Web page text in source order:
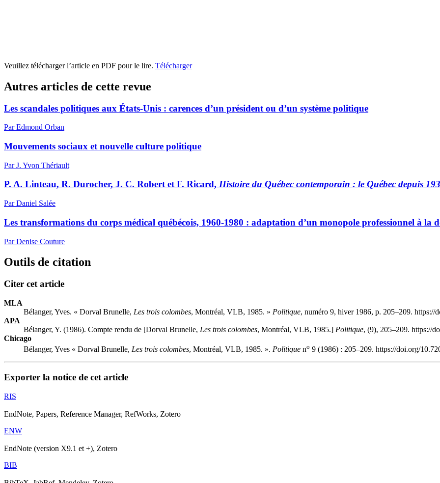
Veuillez télécharger l’article en PDF pour le lire. Télécharger
Autres articles de cette revue
Les scandales politiques aux États-Unis : carences d’un président ou d’un système politique
Par Edmond Orban
Mouvements sociaux et nouvelle culture politique
Par J. Yvon Thériault
P. A. Linteau, R. Durocher, J. C. Robert et F. Ricard, Histoire du Québec contemporain : le Québec depuis
Par Daniel Salée
Les transformations du corps médical québécois, 1960-1980 : adaptation d’un monopole professionnel à la
Par Denise Couture
Outils de citation
Citer cet article
MLA
Bélanger, Yves. « Dorval Brunelle, Les trois colombes, Montréal, VLB, 1985. » Politique, numéro 9, hiver 1986, p. 205–209. https://
APA
Bélanger, Y. (1986). Compte rendu de [Dorval Brunelle, Les trois colombes, Montréal, VLB, 1985.] Politique, (9), 205–209. https://
Chicago
Bélanger, Yves « Dorval Brunelle, Les trois colombes, Montréal, VLB, 1985. ». Politique no 9 (1986) : 205–209. https://doi.org/
Exporter la notice de cet article
RIS
EndNote, Papers, Reference Manager, RefWorks, Zotero
ENW
EndNote (version X9.1 et +), Zotero
BIB